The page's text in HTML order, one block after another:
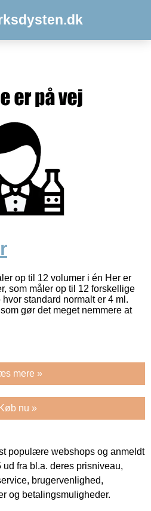
op til 12 volumer i én Her er
som måler op til 12 forskellige
standard normalt er 4 ml.
gør det meget nemmere at
mere »
Køb nu »
populære webshops og anmeldt
fra bl.a. deres prisniveau,
brugervenlighed,
og betalingsmuligheder.